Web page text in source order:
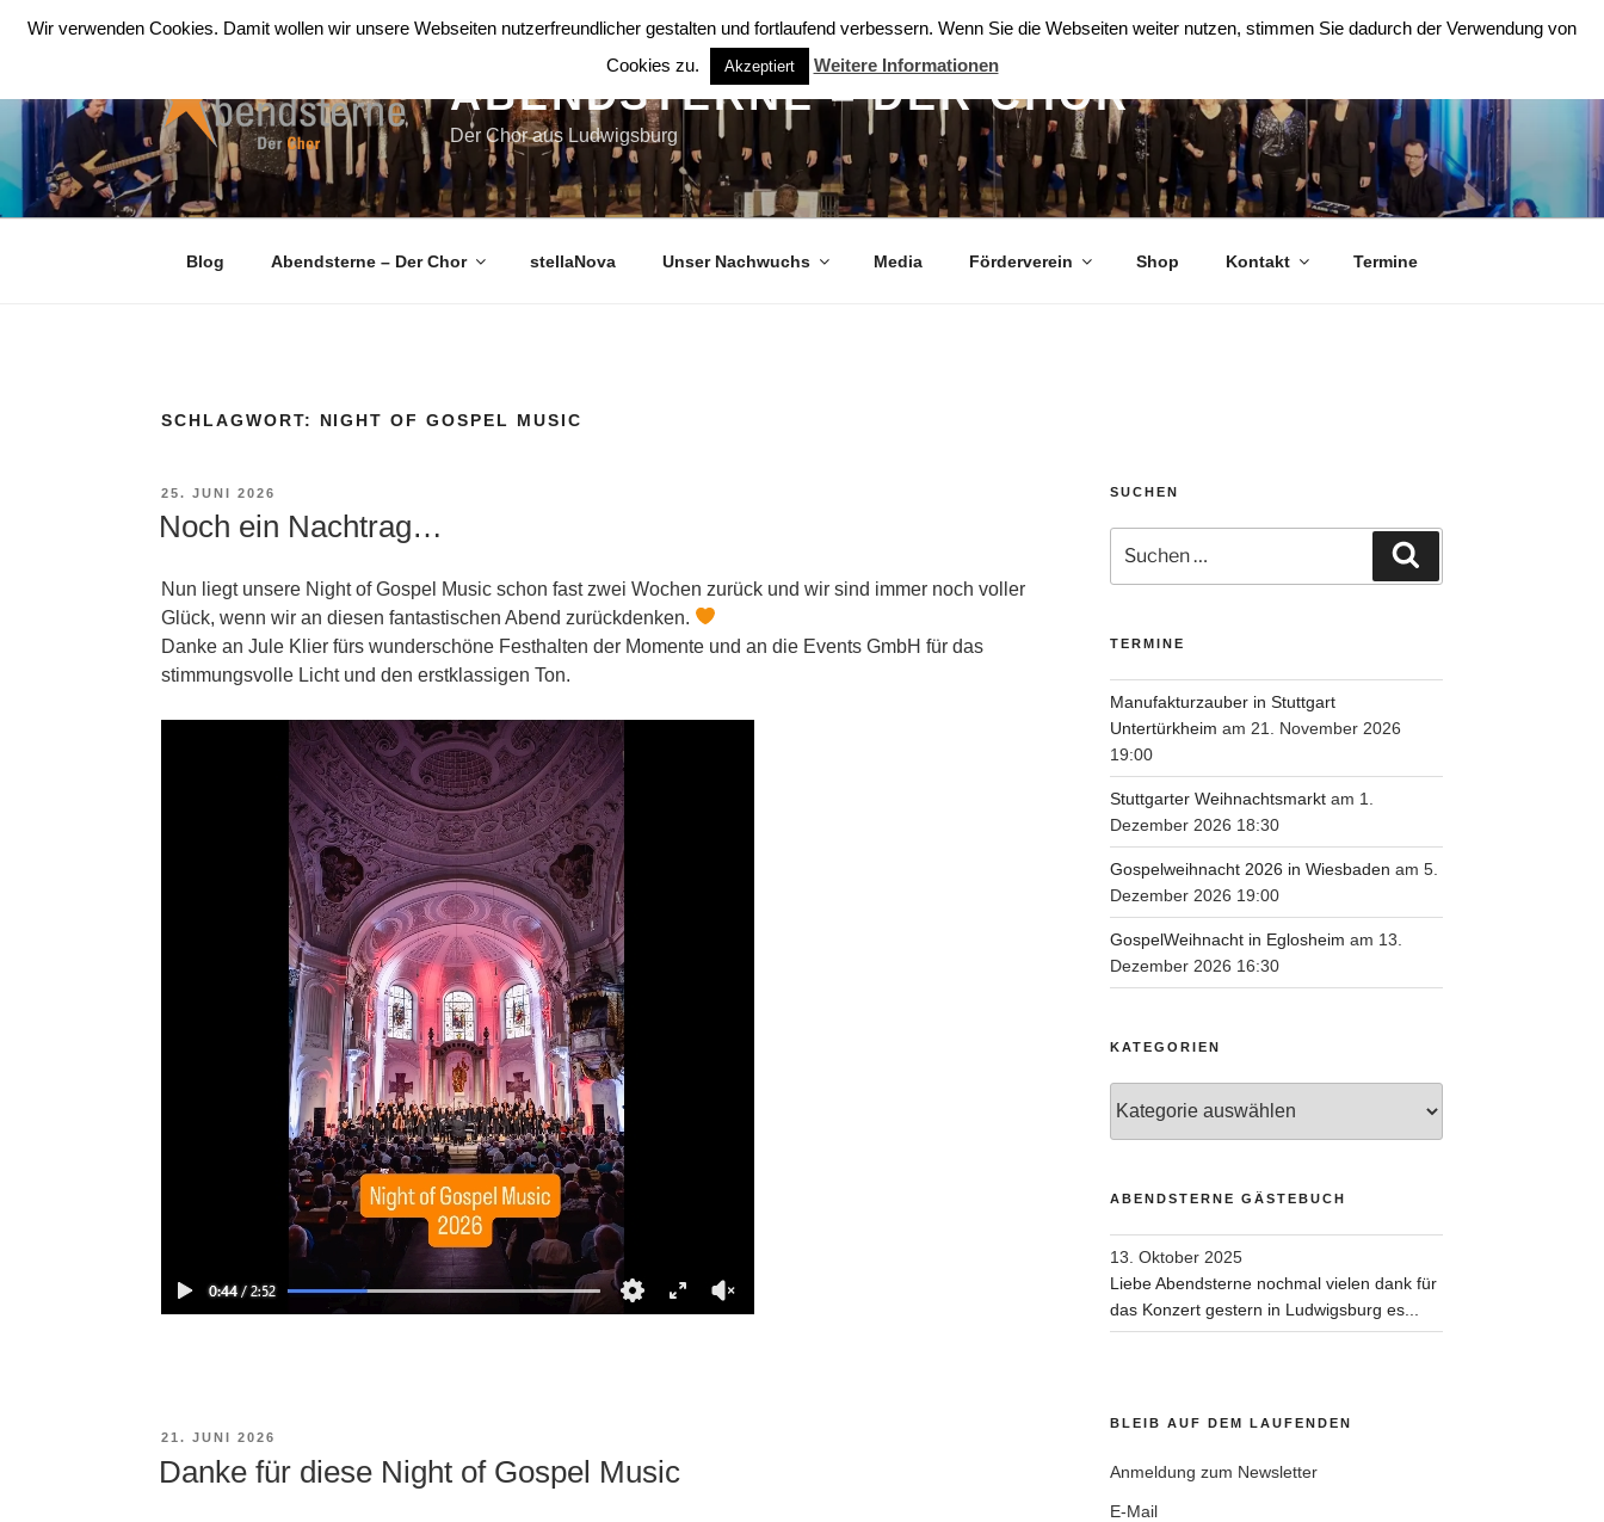
Inhalt
ABENDSTERNE – DER CHOR
Der Chor aus Ludwigsburg
Blog Abendsterne – Der Chor stellaNova Unser Nachwuchs Media Förderverein Shop Kontakt Termine
SCHLAGWORT: NIGHT OF GOSPEL MUSIC
VERÖFFENTLICHT
25. JUNI 2026
Noch ein Nachtrag…
Nun liegt unsere Night of Gospel Music schon fast zwei Wochen zurück und wir sind immer noch voller
Glück, wenn wir an diesen fantastischen Abend zurückdenken.
Danke an Jule Klier fürs wunderschöne Festhalten der Momente und an die Events GmbH für das
stimmungsvolle Licht und den erstklassigen Ton.
VERÖFFENTLICHT
21. JUNI 2026
Danke für diese Night of Gospel Music
SUCHEN
nach:
TERMINE
Manufakturzauber in Stuttgart
Untertürkheim am 21. November 2026
19:00
Stuttgarter Weihnachtsmarktam 1.
Dezember 2026 18:30
Gospelweihnacht 2026 in Wiesbaden am 5.
Dezember 2026 19:00
GospelWeihnacht in Eglosheim am 13.
Dezember 2026 16:30
KATEGORIEN
ABENDSTERNE GÄSTEBUCH
13. Oktober 2025
Liebe Abendsterne nochmal vielen dank für
das Konzert gestern in Ludwigsburg es...
BLEIB AUF DEM LAUFENDEN
Anmeldung zum Newsletter
E-Mail
Wir verwenden Cookies. Damit wollen wir unsere Webseiten nutzerfreundlicher gestalten und fortlaufend verbessern. Wenn Sie die Webseiten weiter nutzen, stimmen Sie dadurch der Verwendung von
Cookies zu.
Akzeptiert Weitere Informationen